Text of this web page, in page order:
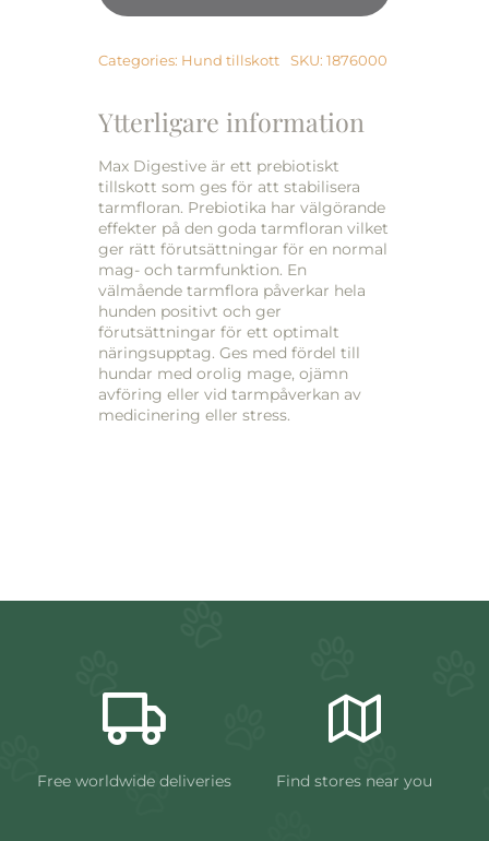
mängd
Categories: Hund tillskott SKU: 1876000
Ytterligare information
Max Digestive är ett prebiotiskt
tillskott som ges för att stabilisera
tarmfloran. Prebiotika har välgörande
effekter på den goda tarmfloran vilket
ger rätt förutsättningar för en normal
mag- och tarmfunktion. En
välmående tarmflora påverkar hela
hunden positivt och ger
förutsättningar för ett optimalt
näringsupptag. Ges med fördel till
hundar med orolig mage, ojämn
avföring eller vid tarmpåverkan av
medicinering eller stress.
Free worldwide deliveries Find stores near you